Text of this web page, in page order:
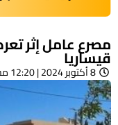
مصرع عامل إثر
قيساريا
8 أكتوبر 2024 | 12:20 مساءً